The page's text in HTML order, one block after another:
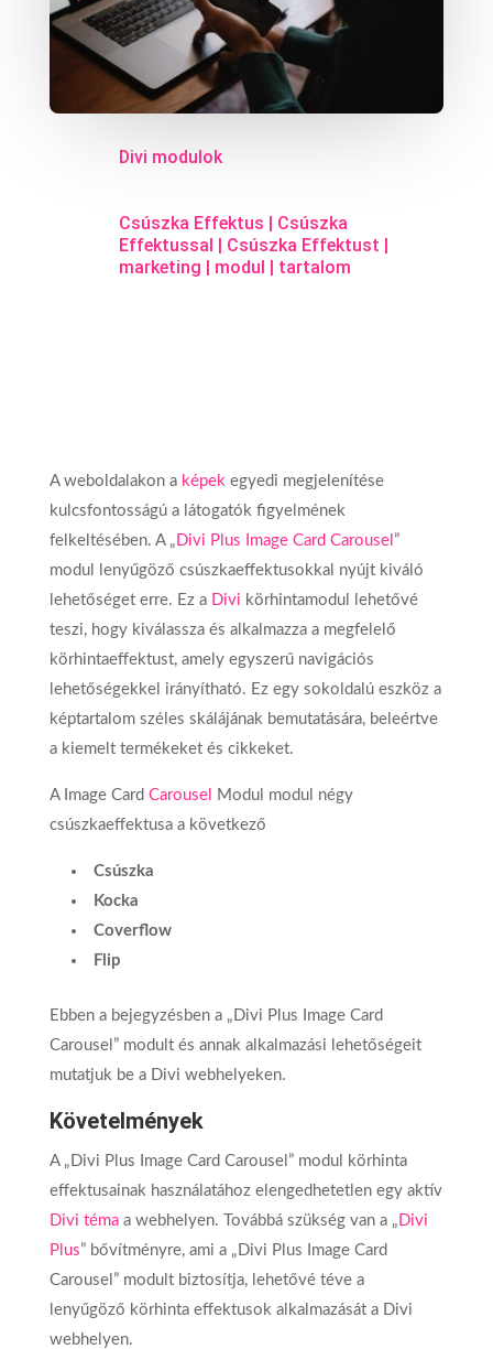
Divi modulok
Csúszka Effektus | Csúszka
Effektussal | Csúszka Effektust |
marketing | modul | tartalom
A weboldalakon a képek egyedi megjelenítése
kulcsfontosságú a látogatók figyelmének
felkeltésében. A „ Divi Plus Image Card Carousel ”
modul lenyűgöző csúszkaeffektusokkal nyújt kiváló
lehetőséget erre. Ez a Divi körhintamodul lehetővé
teszi, hogy kiválassza és alkalmazza a megfelelő
körhintaeffektust, amely egyszerű navigációs
lehetőségekkel irányítható. Ez egy sokoldalú eszköz a
képtartalom széles skálájának bemutatására, beleértve
a kiemelt termékeket és cikkeket.
A Image Card Carousel
Modul modul négy
csúszkaeffektusa a következő
Csúszka
Kocka
Coverflow
Flip
Ebben a bejegyzésben a „Divi Plus Image Card
Carousel” modult és annak alkalmazási lehetőségeit
mutatjuk be a Divi webhelyeken.
Követelmények
A „Divi Plus Image Card Carousel” modul körhinta
effektusainak használatához elengedhetetlen egy aktív
Divi témaa webhelyen. Továbbá szükség van a „ Divi
Plus” bővítményre, ami a „Divi Plus Image Card
Carousel” modult biztosítja, lehetővé téve a
lenyűgöző körhinta effektusok alkalmazását a Divi
webhelyen.